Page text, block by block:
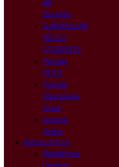
del
Docente
CURRICULUM
DELLO
STUDENTE
Portale
PCTO
Portale
Educazione
Civica
Istanze
Online
MODULISTICA
Modulistica